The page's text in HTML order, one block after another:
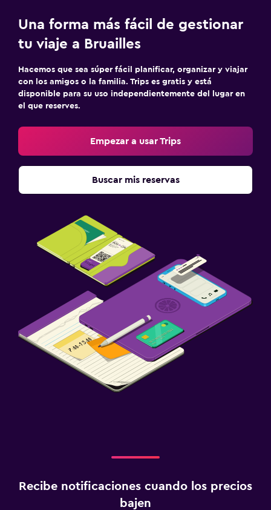
Una forma más fácil de gestionar
tu viaje a Bruailles
Hacemos que sea súper fácil planificar, organizar y viajar
con los amigos o la familia. Trips es gratis y está
disponible para su uso independientemente del lugar en
el que reserves.
Empezar a usar Trips
Buscar mis reservas
Recibe notificaciones cuando los precios
bajen